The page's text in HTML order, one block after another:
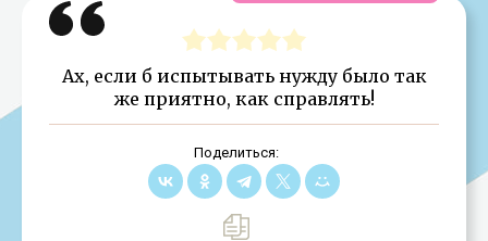
Ах, если б испытывать нужду было так
же приятно, как справлять!
Поделиться: